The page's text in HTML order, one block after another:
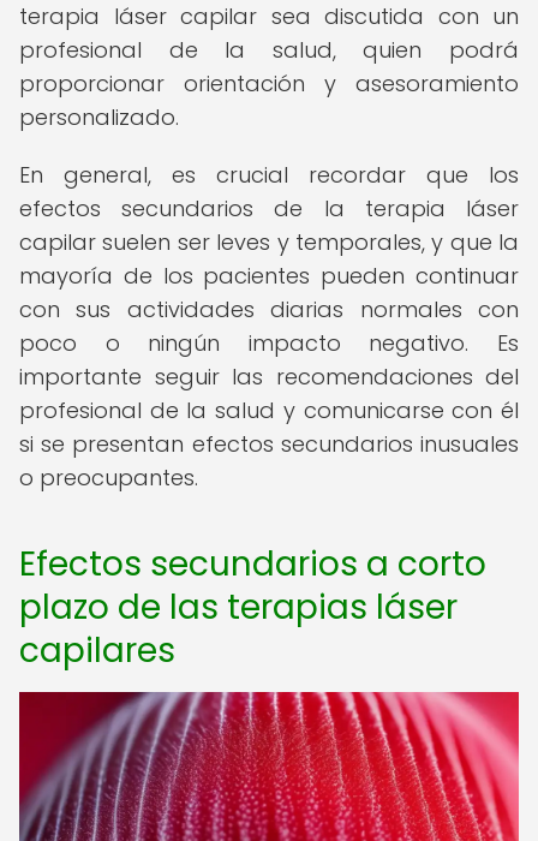
terapia láser capilar sea discutida con un
profesional de la salud, quien podrá
proporcionar orientación y asesoramiento
personalizado.
En general, es crucial recordar que los
efectos secundarios de la terapia láser
capilar suelen ser leves y temporales, y que la
mayoría de los pacientes pueden continuar
con sus actividades diarias normales con
poco o ningún impacto negativo. Es
importante seguir las recomendaciones del
profesional de la salud y comunicarse con él
si se presentan efectos secundarios inusuales
o preocupantes.
Efectos secundarios a corto
plazo de las terapias láser
capilares